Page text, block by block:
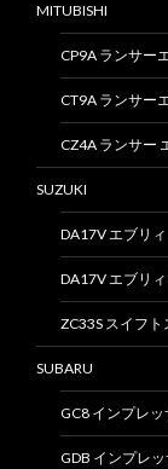
MITUBISHI
CP9A ランサー
CT9A ランサー
CZ4A ランサー
SUZUKI
DA17V エブリィ
DA17V エブリ
ZC33S スイフト
SUBARU
GC8 インプレッ
GDB インプレッ